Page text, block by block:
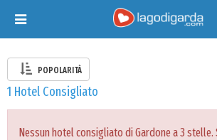
Toggle
navigation
POPOLARITÀ
1 Hotel Consigliato
Nessun hotel consigliato di Gardone a 3